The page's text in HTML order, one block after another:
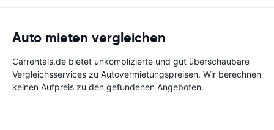
Auto mieten vergleichen
Carrentals.de bietet unkomplizierte und gut überschaubare
Vergleichsservices zu Autovermietungspreisen. Wir berechnen
keinen Aufpreis zu den gefundenen Angeboten.